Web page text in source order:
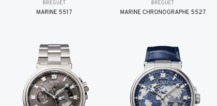
BREGUET
MARINE 5517
BREGUET
MARINE CHRONOGRAPHE 5527